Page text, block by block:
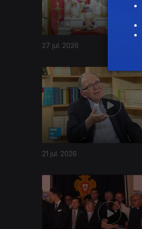
27 jul. 2026
21 jul. 2026